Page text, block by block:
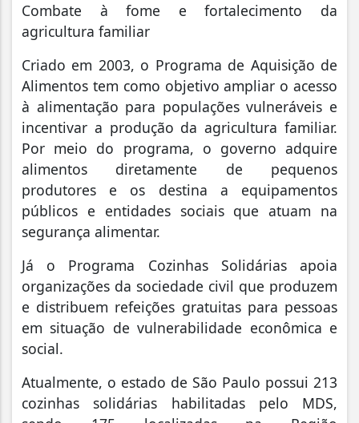
Combate à fome e fortalecimento da
agricultura familiar
Criado em 2003, o Programa de Aquisição de
Alimentos tem como objetivo ampliar o acesso
à alimentação para populações vulneráveis e
incentivar a produção da agricultura familiar.
Por meio do programa, o governo adquire
alimentos diretamente de pequenos
produtores e os destina a equipamentos
públicos e entidades sociais que atuam na
segurança alimentar.
Já o Programa Cozinhas Solidárias apoia
organizações da sociedade civil que produzem
e distribuem refeições gratuitas para pessoas
em situação de vulnerabilidade econômica e
social.
Atualmente, o estado de São Paulo possui 213
cozinhas solidárias habilitadas pelo MDS,